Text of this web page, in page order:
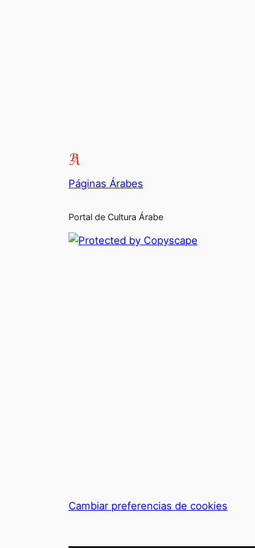
Páginas Árabes
Portal de Cultura Árabe
Cambiar preferencias de cookies